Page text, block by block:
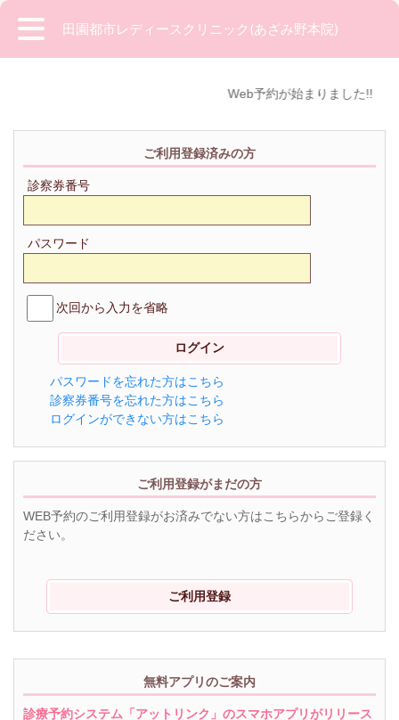
田園都市レディースクリニック(あざみ野本院)
Web予約が始まりました!!
ご利用登録済みの方
診察券番号
パスワード
次回から入力を省略
パスワードを忘れた方はこちら
診察券番号を忘れた方はこちら
ログインができない方はこちら
ご利用登録がまだの方
WEB予約のご利用登録がお済みでない方はこちらからご登録く
ださい。
ご利用登録
無料アプリのご案内
診療予約システム「アットリンク」のスマホアプリがリリース